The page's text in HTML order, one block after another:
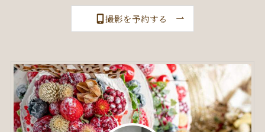
撮影を予約する